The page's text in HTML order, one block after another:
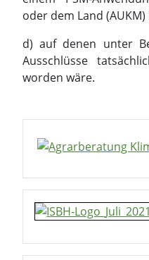
oder dem Land
d) auf denen unter
Ausschlüsse
worden wäre.